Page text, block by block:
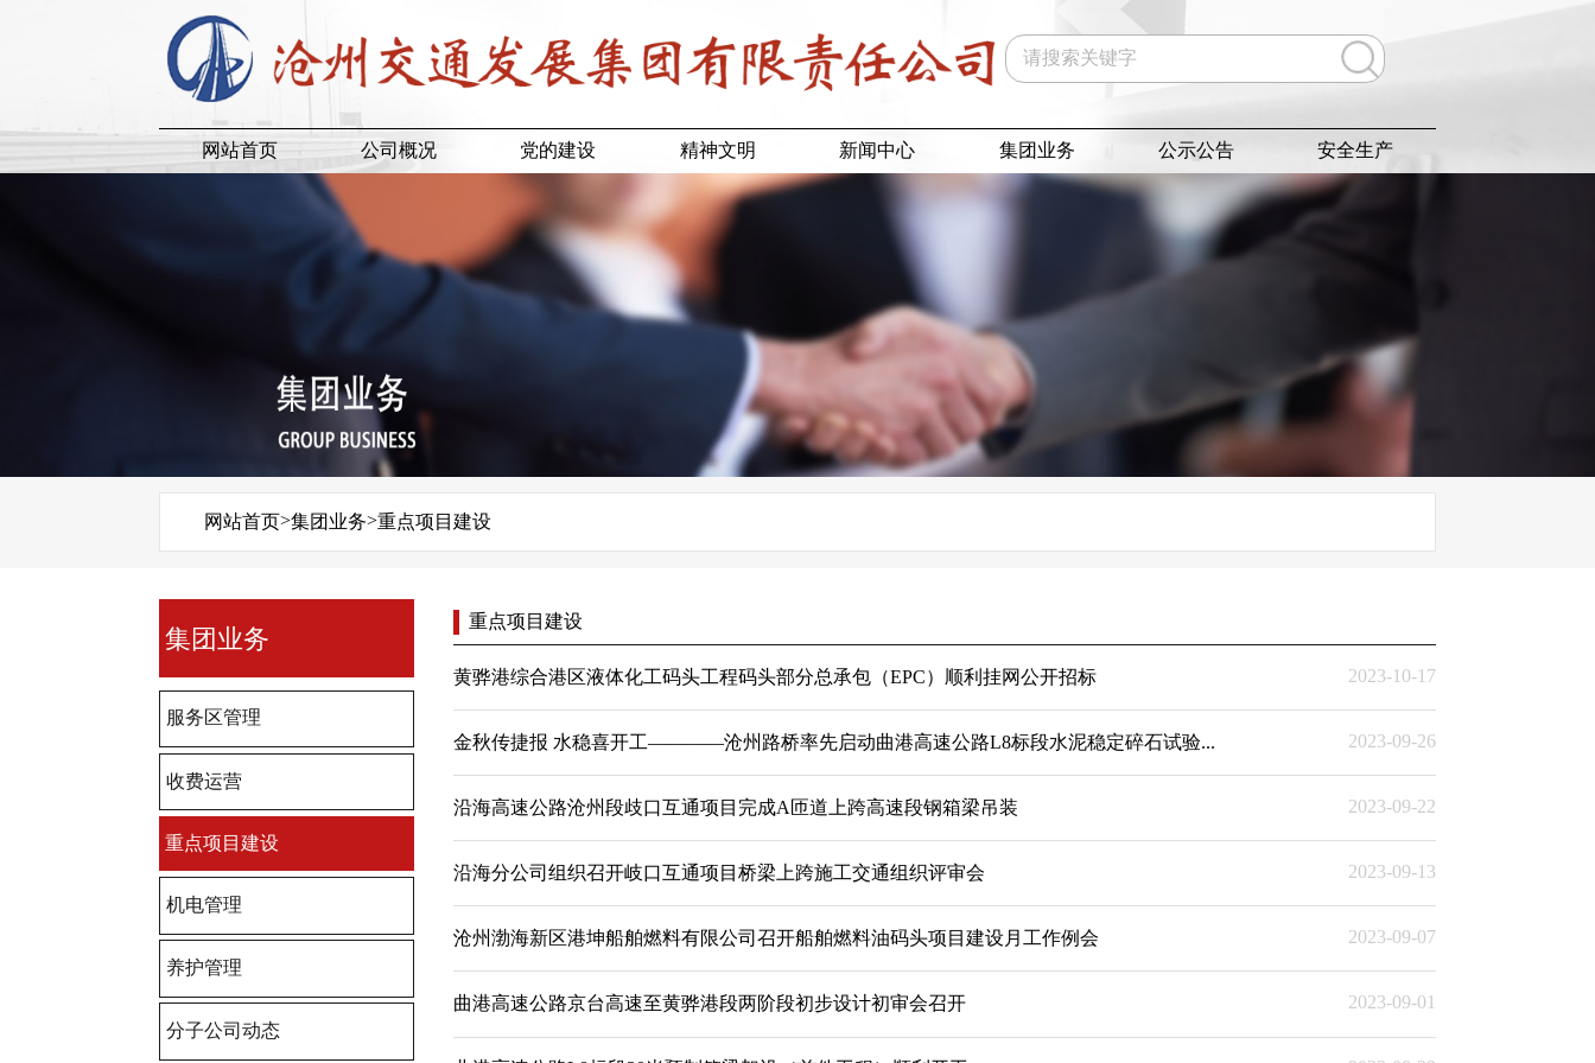
网站首页 公司概况 党的建设 精神文明 新闻中心 集团业务 公示公告 安全生产
网站首页>集团业务>重点项目建设
集团业务
服务区管理
收费运营
重点项目建设
机电管理
养护管理
分子公司动态
重点项目建设
黄骅港综合港区液体化工码头工程码头部分总承包（EPC）顺利挂网公开招标 2023-10-17
金秋传捷报 水稳喜开工————沧州路桥率先启动曲港高速公路L8标段水泥稳定碎石试验... 2023-09-26
沿海高速公路沧州段歧口互通项目完成A匝道上跨高速段钢箱梁吊装 2023-09-22
沿海分公司组织召开岐口互通项目桥梁上跨施工交通组织评审会 2023-09-13
沧州渤海新区港坤船舶燃料有限公司召开船舶燃料油码头项目建设月工作例会 2023-09-07
曲港高速公路京台高速至黄骅港段两阶段初步设计初审会召开 2023-09-01